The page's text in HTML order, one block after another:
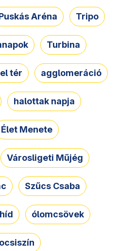
Aréna Tripo
Turbina
tér agglomeráció
halottak napja
Élet Menete
Városligeti Műjég
Szűcs Csaba
ólomcsövek